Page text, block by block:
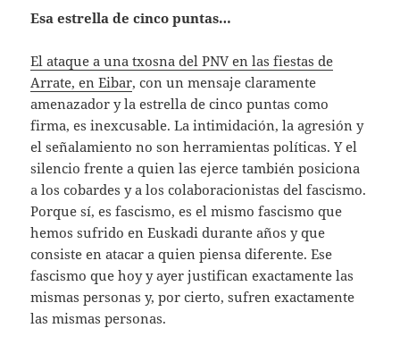
Esa estrella de cinco puntas…
El ataque a una txosna del PNV en las fiestas de
Arrate, en Eibar, con un mensaje claramente
amenazador y la estrella de cinco puntas como
firma, es inexcusable. La intimidación, la agresión y
el señalamiento no son herramientas políticas. Y el
silencio frente a quien las ejerce también posiciona
a los cobardes y a los colaboracionistas del fascismo.
Porque sí, es fascismo, es el mismo fascismo que
hemos sufrido en Euskadi durante años y que
consiste en atacar a quien piensa diferente. Ese
fascismo que hoy y ayer justifican exactamente las
mismas personas y, por cierto, sufren exactamente
las mismas personas.